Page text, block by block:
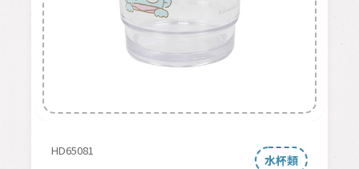
HD65081
水杯類